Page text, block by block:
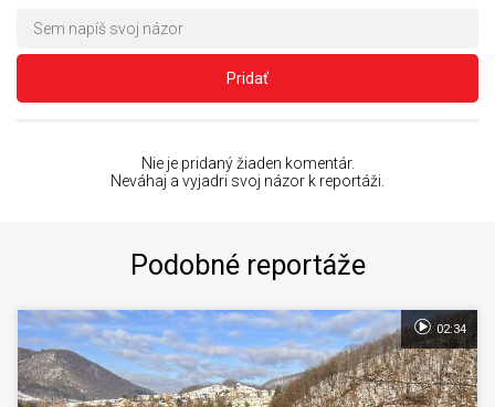
Pridať
Nie je pridaný žiaden komentár.
Neváhaj a vyjadri svoj názor k reportáži.
Podobné reportáže
02:34